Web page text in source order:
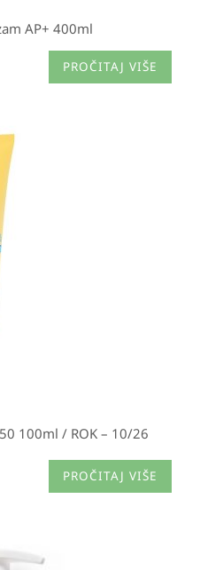
AP+ 400ml
PROČITAJ VIŠE
100ml / ROK – 10/26
PROČITAJ VIŠE